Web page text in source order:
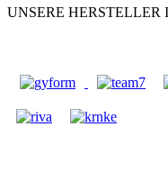
UNSERE